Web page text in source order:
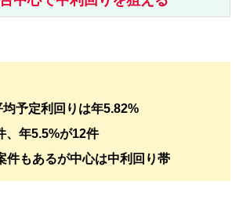
均予定利回りは年5.82%
、年5.5%が12件
件もあるが中心は中利回り帯